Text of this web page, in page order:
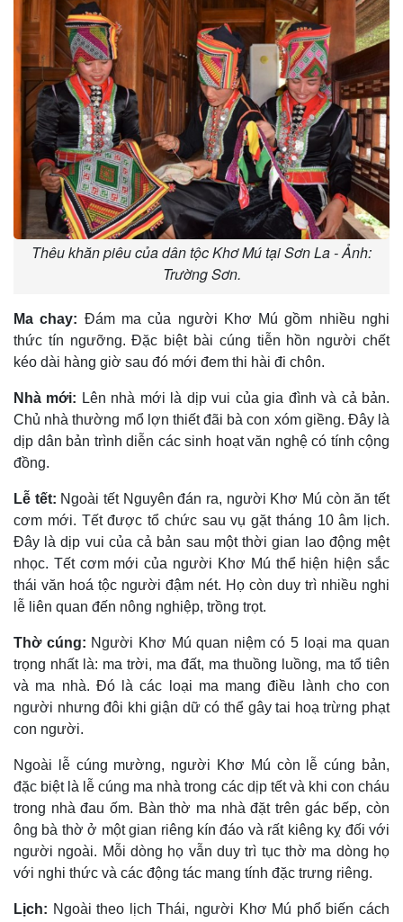
Thêu khăn piêu của dân tộc Khơ Mú tại Sơn La - Ảnh:
Trường Sơn.
Ma chay: Ðám ma của người Khơ Mú gồm nhiều nghi
thức tín ngưỡng. Ðặc biệt bài cúng tiễn hồn người chết
kéo dài hàng giờ sau đó mới đem thi hài đi chôn.
Nhà mới: Lên nhà mới là dịp vui của gia đình và cả bản.
Chủ nhà thường mổ lợn thiết đãi bà con xóm giềng. Ðây là
dịp dân bản trình diễn các sinh hoạt văn nghệ có tính cộng
đồng.
Lễ tết: Ngoài tết Nguyên đán ra, người Khơ Mú còn ăn tết
cơm mới. Tết được tổ chức sau vụ gặt tháng 10 âm lịch.
Ðây là dịp vui của cả bản sau một thời gian lao động mệt
nhọc. Tết cơm mới của người Khơ Mú thể hiện hiện sắc
thái văn hoá tộc người đậm nét. Họ còn duy trì nhiều nghi
lễ liên quan đến nông nghiệp, trồng trọt.
Thờ cúng: Người Khơ Mú quan niệm có 5 loại ma quan
trọng nhất là: ma trời, ma đất, ma thuồng luồng, ma tổ tiên
và ma nhà. Ðó là các loại ma mang điều lành cho con
người nhưng đôi khi giận dữ có thể gây tai hoạ trừng phạt
con người.
Ngoài lễ cúng mường, người Khơ Mú còn lễ cúng bản,
đặc biệt là lễ cúng ma nhà trong các dịp tết và khi con cháu
trong nhà đau ốm. Bàn thờ ma nhà đặt trên gác bếp, còn
ông bà thờ ở một gian riêng kín đáo và rất kiêng kỵ đối với
người ngoài. Mỗi dòng họ vẫn duy trì tục thờ ma dòng họ
với nghi thức và các động tác mang tính đặc trưng riêng.
Lịch: Ngoài theo lịch Thái, người Khơ Mú phổ biến cách